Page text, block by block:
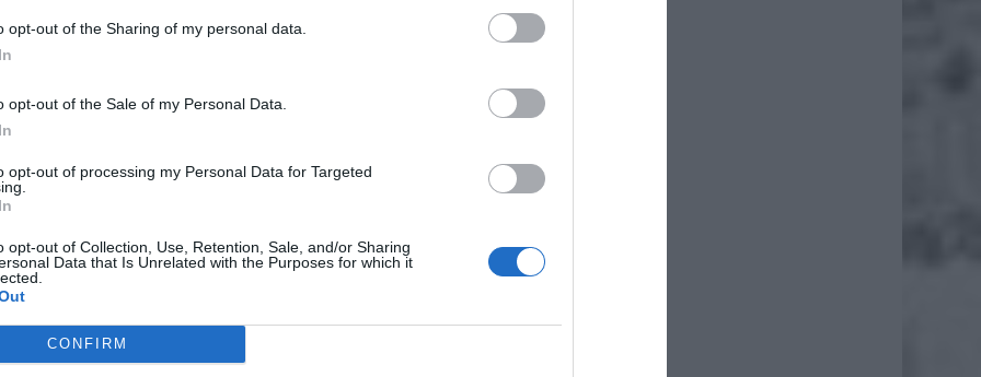
opt-out of the Sharing of my personal data.
opt-out of the Sale of my Personal Data.
opt-out of processing my Personal Data for Targeted
opt-out of Collection, Use, Retention, Sale, and/or Sharing
Data that Is Unrelated with the Purposes for which it
CONFIRM
rozmowach handlowców, którzy koczowali przed bramą targowiska.